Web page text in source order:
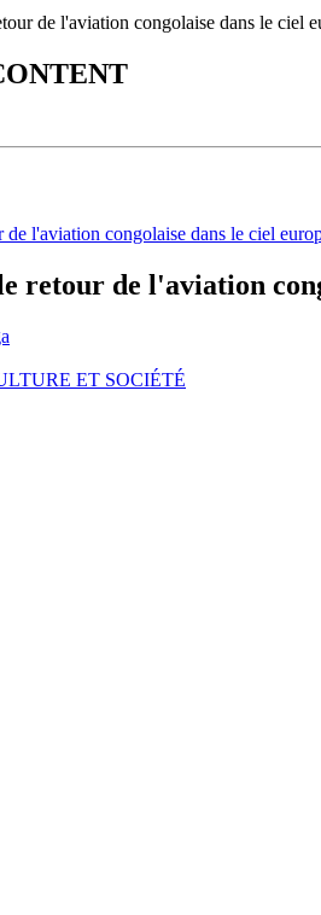
de l'aviation congolaise dans le ciel
retour de l'aviation
ET SOCIÉTÉ